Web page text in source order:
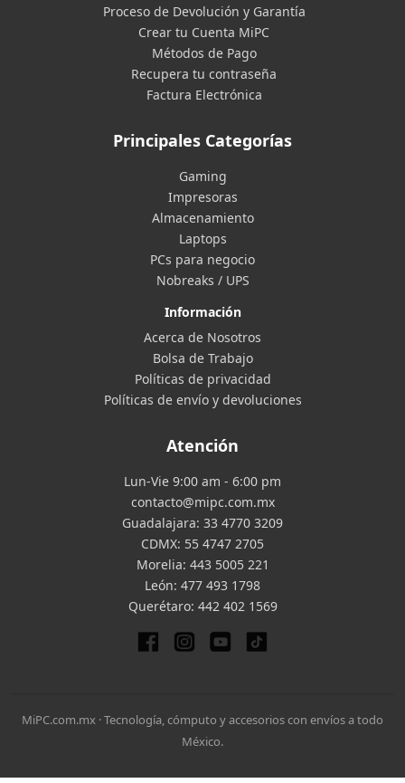
Proceso de Devolución y Garantía
Crear tu Cuenta MiPC
Métodos de Pago
Recupera tu contraseña
Factura Electrónica
Principales Categorías
Gaming
Impresoras
Almacenamiento
Laptops
PCs para negocio
Nobreaks / UPS
Información
Acerca de Nosotros
Bolsa de Trabajo
Políticas de privacidad
Políticas de envío y devoluciones
Atención
Lun-Vie 9:00 am - 6:00 pm
contacto@mipc.com.mx
Guadalajara: 33 4770 3209
CDMX: 55 4747 2705
Morelia: 443 5005 221
León: 477 493 1798
Querétaro: 442 402 1569
MiPC.com.mx · Tecnología, cómputo y accesorios con envíos a todo
México.